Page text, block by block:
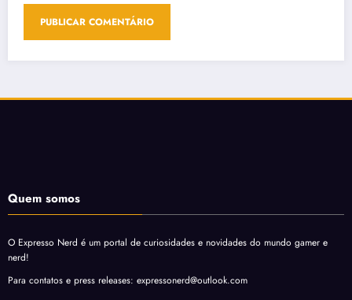
Quem somos
O Expresso Nerd é um portal de curiosidades e novidades do mundo gamer e
nerd!
Para contatos e press releases: expressonerd@outlook.com